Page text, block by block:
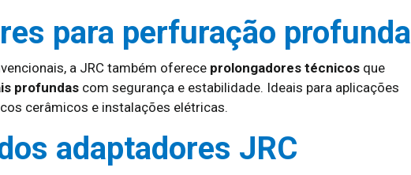
para perfuração profunda
a JRC também oferece prolongadores técnicos que
profundas com segurança e estabilidade. Ideais para aplicações
cerâmicos e instalações elétricas.
adaptadores JRC